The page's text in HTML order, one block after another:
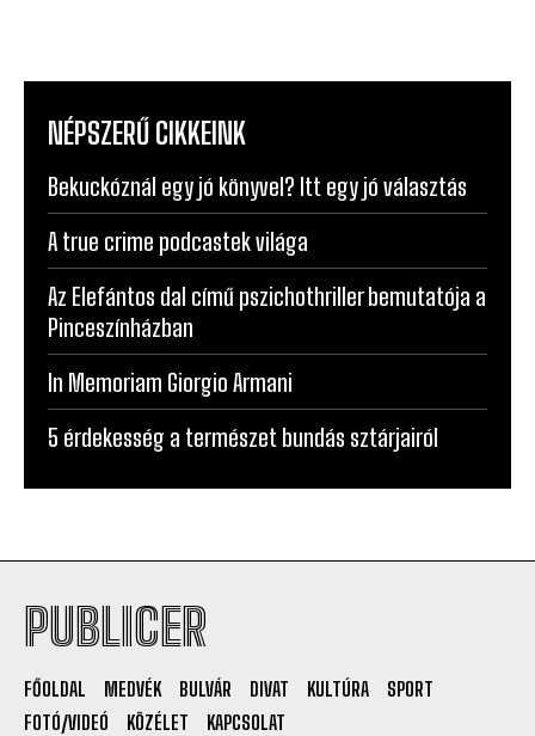
NÉPSZERŰ CIKKEINK
Bekuckóznál egy jó könyvel? Itt egy jó választás
A true crime podcastek világa
Az Elefántos dal című pszichothriller bemutatója a
Pinceszínházban
In Memoriam Giorgio Armani
5 érdekesség a természet bundás sztárjairól
PUBLICER
FŐOLDAL MEDVÉK BULVÁR DIVAT KULTÚRA
SPORT
FOTÓ/VIDEÓ
KÖZÉLET KAPCSOLAT